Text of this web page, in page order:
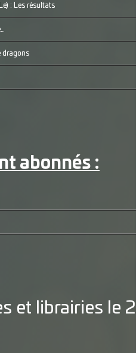
: Les résultats
dragons
abonnés :
et librairies le